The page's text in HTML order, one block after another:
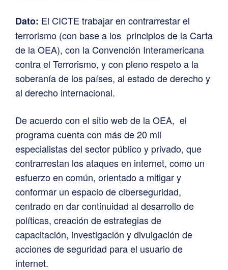
Dato: El CICTE trabajar en contrarrestar el
terrorismo (con base a los principios de la Carta
de la OEA), con la Convención Interamericana
contra el Terrorismo, y con pleno respeto a la
soberanía de los países, al estado de derecho y
al derecho internacional.
De acuerdo con el sitio web de la OEA, el
programa cuenta con más de 20 mil
especialistas del sector público y privado, que
contrarrestan los ataques en internet, como un
esfuerzo en común, orientado a mitigar y
conformar un espacio de ciberseguridad,
centrado en dar continuidad al desarrollo de
políticas, creación de estrategias de
capacitación, investigación y divulgación de
acciones de seguridad para el usuario de
internet.